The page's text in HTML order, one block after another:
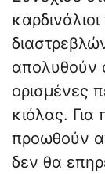
απολυθούν
ορισμένες
κιόλας. Για
προωθούν
δεν θα